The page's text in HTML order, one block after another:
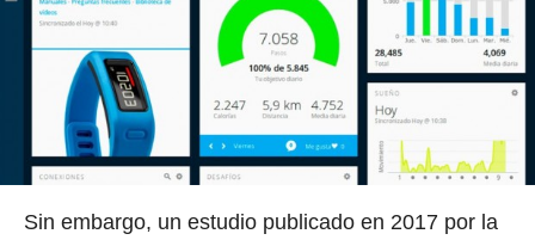
Sin embargo, un estudio publicado en 2017 por la